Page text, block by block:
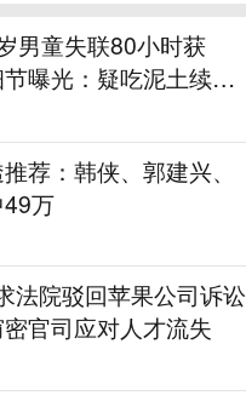
男童失联80小时获
曝光：疑吃泥土续
米附近错过多找3天
荐：韩侠、郭建兴、
万
法院驳回苹果公司诉讼
官司应对人才流失